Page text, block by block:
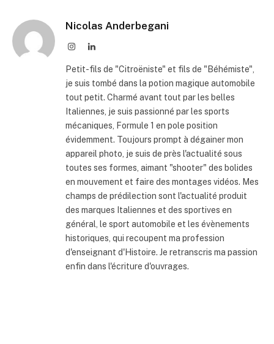
Nicolas Anderbegani
InstagramLinkedIn
Petit-fils de "Citroëniste" et fils de "Béhémiste",
je suis tombé dans la potion magique automobile
tout petit. Charmé avant tout par les belles
Italiennes, je suis passionné par les sports
mécaniques, Formule 1 en pole position
évidemment. Toujours prompt à dégainer mon
appareil photo, je suis de près l'actualité sous
toutes ses formes, aimant "shooter" des bolides
en mouvement et faire des montages vidéos. Mes
champs de prédilection sont l'actualité produit
des marques Italiennes et des sportives en
général, le sport automobile et les évènements
historiques, qui recoupent ma profession
d'enseignant d'Histoire. Je retranscris ma passion
enfin dans l'écriture d'ouvrages.